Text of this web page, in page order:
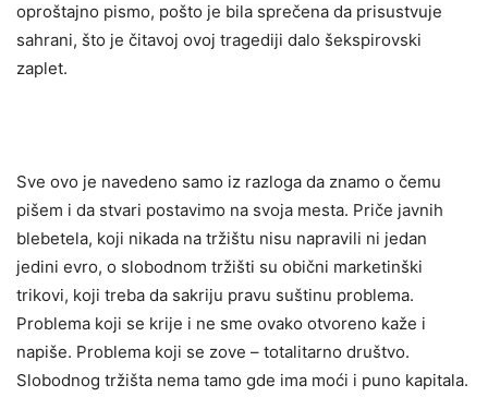
oproštajno pismo, pošto je bila sprečena da prisustvuje
sahrani, što je čitavoj ovoj tragediji dalo šekspirovski
zaplet.
Sve ovo je navedeno samo iz razloga da znamo o čemu
pišem i da stvari postavimo na svoja mesta. Priče javnih
blebetela, koji nikada na tržištu nisu napravili ni jedan
jedini evro, o slobodnom tržišti su obični marketinški
trikovi, koji treba da sakriju pravu suštinu problema.
Problema koji se krije i ne sme ovako otvoreno kaže i
napiše. Problema koji se zove – totalitarno društvo.
Slobodnog tržišta nema tamo gde ima moći i puno kapitala.